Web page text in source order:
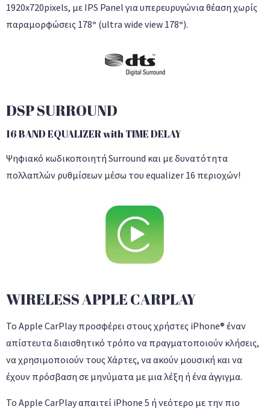
1920x720pixels, με IPS Panel για υπερευρυγώνια θέαση χωρίς
παραμορφώσεις 178° (ultra wide view 178°).
DSP SURROUND
16 BAND EQUALIZER with TIME DELAY
Ψηφιακό κωδικοποιητή Surround και με δυνατότητα
πολλαπλών ρυθμίσεων μέσω του equalizer 16 περιοχών!
WIRELESS APPLE CARPLAY
Το Apple CarPlay προσφέρει στους χρήστες iPhone® έναν
απίστευτα διαισθητικό τρόπο να πραγματοποιούν κλήσεις,
να χρησιμοποιούν τους Χάρτες, να ακούν μουσική και να
έχουν πρόσβαση σε μηνύματα με μια λέξη ή ένα άγγιγμα.
Το Apple CarPlay απαιτεί iPhone 5 ή νεότερο με την πιο